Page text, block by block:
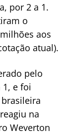
por 2 a 1.
o
aos
atual).
pelo
e foi
na
Weverton